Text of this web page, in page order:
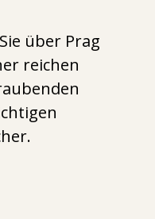
über Prag
reichen